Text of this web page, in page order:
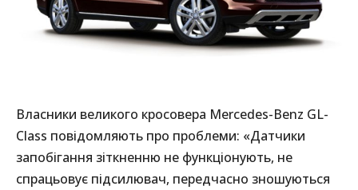
Власники великого кросовера Mercedes-Benz GL-
Class повідомляють про проблеми: «Датчики
запобігання зіткненню не функціонують, не
спрацьовує підсилювач, передчасно зношуються